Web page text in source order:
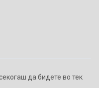
да бидете во тек